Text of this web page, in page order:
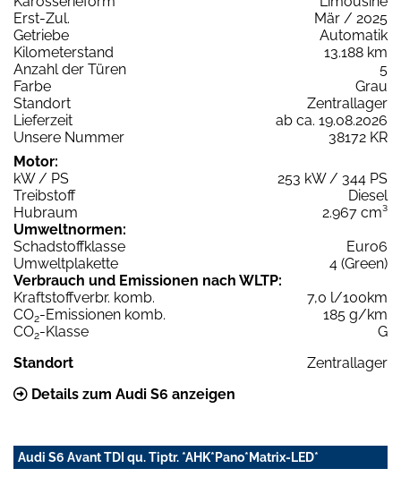
Erst-Zul.
Mär / 2025
Getriebe
Automatik
Kilometerstand
13.188 km
Anzahl der Türen
5
Farbe
Grau
Standort
Zentrallager
Lieferzeit
ab ca. 19.08.2026
Unsere Nummer
38172 KR
Motor:
kW / PS
253 kW / 344 PS
Treibstoff
Diesel
Hubraum
2.967 cm³
Umweltnormen:
Schadstoffklasse
Euro6
Umweltplakette
4 (Green)
Verbrauch und Emissionen nach WLTP:
Kraftstoffverbr. komb.
7,0 l/100km
CO2-Emissionen komb.
185 g/km
CO2-Klasse
G
Standort
Zentrallager
Details zum Audi S6 anzeigen
Audi S6 Avant TDI qu. Tiptr. *AHK*Pano*Matrix-LED*